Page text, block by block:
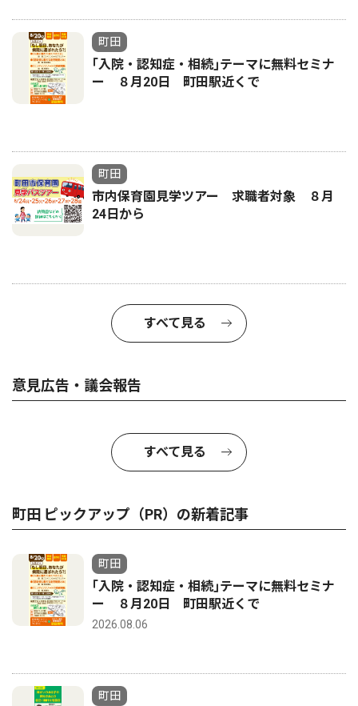
町田
｢入院・認知症・相続｣テーマに無料セミナ
ー ８月20日 町田駅近くで
町田
市内保育園見学ツアー 求職者対象 ８月
24日から
すべて見る
意見広告・議会報告
すべて見る
町田 ピックアップ（PR）の新着記事
町田
｢入院・認知症・相続｣テーマに無料セミナ
ー ８月20日 町田駅近くで
2026.08.06
町田